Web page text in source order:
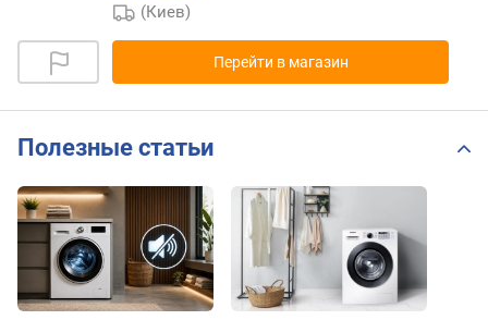
(Киев)
Перейти в магазин
Полезные статьи